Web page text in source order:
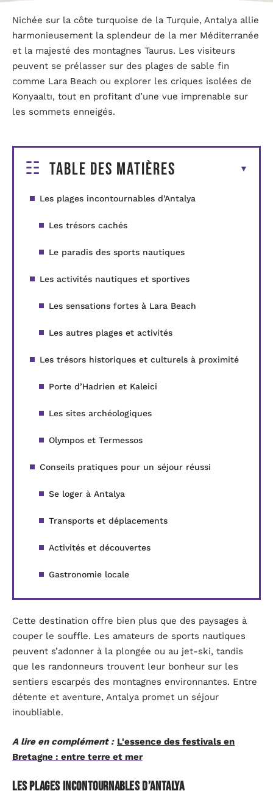
Nichée sur la côte turquoise de la Turquie, Antalya allie
harmonieusement la splendeur de la mer Méditerranée
et la majesté des montagnes Taurus. Les visiteurs
peuvent se prélasser sur des plages de sable fin
comme Lara Beach ou explorer les criques isolées de
Konyaaltı, tout en profitant d’une vue imprenable sur
les sommets enneigés.
Table des matières
Les plages incontournables d’Antalya
Les trésors cachés
Le paradis des sports nautiques
Les activités nautiques et sportives
Les sensations fortes à Lara Beach
Les autres plages et activités
Les trésors historiques et culturels à proximité
Porte d’Hadrien et Kaleici
Les sites archéologiques
Olympos et Termessos
Conseils pratiques pour un séjour réussi
Se loger à Antalya
Transports et déplacements
Activités et découvertes
Gastronomie locale
Cette destination offre bien plus que des paysages à
couper le souffle. Les amateurs de sports nautiques
peuvent s’adonner à la plongée ou au jet-ski, tandis
que les randonneurs trouvent leur bonheur sur les
sentiers escarpés des montagnes environnantes. Entre
détente et aventure, Antalya promet un séjour
inoubliable.
A lire en complément : L'essence des festivals en
Bretagne : entre terre et mer
Les plages incontournables d’Antalya